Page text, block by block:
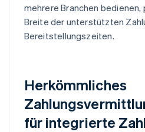
mehrere Branchen
Breite der unterstützten
Bereitstellungszeiten.
Herkömmliches
für integrierte